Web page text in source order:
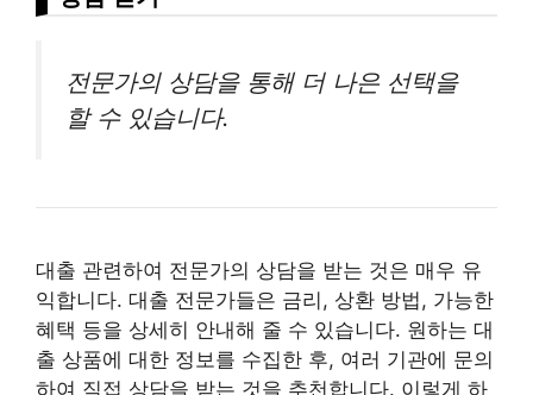
전문가의 상담을 통해 더 나은 선택을
할 수 있습니다.
대출 관련하여 전문가의 상담을 받는 것은 매우 유
익합니다. 대출 전문가들은 금리, 상환 방법, 가능한
혜택 등을 상세히 안내해 줄 수 있습니다. 원하는 대
출 상품에 대한 정보를 수집한 후, 여러 기관에 문의
하여 직접 상담을 받는 것을 추천합니다. 이렇게 하